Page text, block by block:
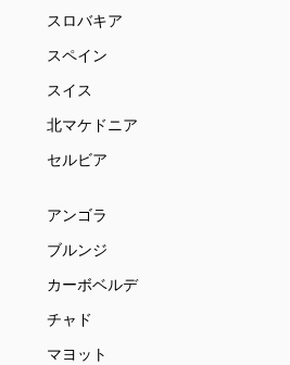
スロバキア
スペイン
スイス
北マケドニア
セルビア
アンゴラ
ブルンジ
カーボベルデ
チャド
マヨット